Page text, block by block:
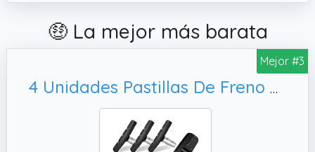
🤑 La mejor más barata
Mejor #3
4 Unidades Pastillas De Freno Bicicleta, Zapatas Duraderas Y Adaptables